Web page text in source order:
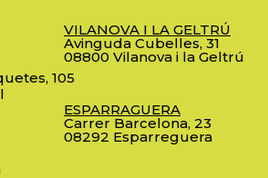
105
VILANOVA I LA GELTRÚ
Avinguda Cubelles, 31
08800 Vilanova i la Geltrú
ESPARRAGUERA
Carrer Barcelona, 23
08292 Esparreguera